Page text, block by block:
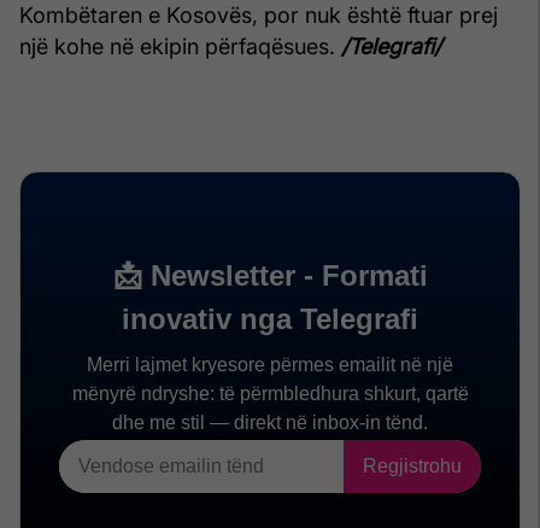
Kombëtaren e Kosovës, por nuk është ftuar prej
një kohe në ekipin përfaqësues. /Telegrafi/